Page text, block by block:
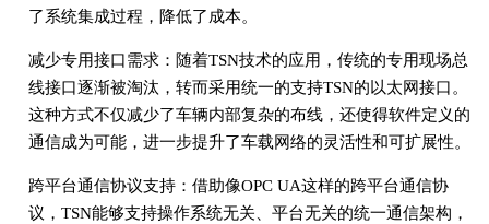
了系统集成过程，降低了成本。
减少专用接口需求：随着TSN技术的应用，传统的专用现场总
线接口逐渐被淘汰，转而采用统一的支持TSN的以太网接口。
这种方式不仅减少了车辆内部复杂的布线，还使得软件定义的
通信成为可能，进一步提升了车载网络的灵活性和可扩展性。
跨平台通信协议支持：借助像OPC UA这样的跨平台通信协
议，TSN能够支持操作系统无关、平台无关的统一通信架构，